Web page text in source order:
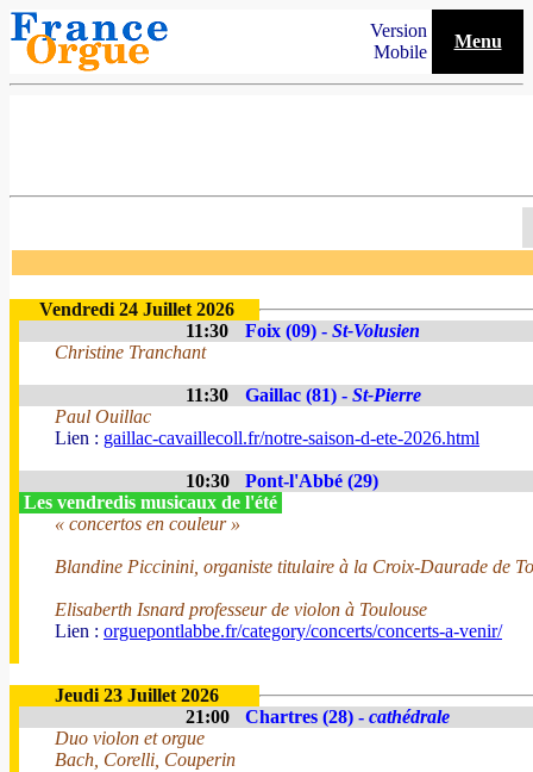
Version
Mobile
Menu
Vendredi 24 Juillet 2026
11:30
Foix (09) - St-Volusien
Christine Tranchant
11:30 Gaillac (81) - St-Pierre
Paul Ouillac
Lien : gaillac-cavaillecoll.fr/notre-saison-d-ete-2026.html
10:30
Pont-l'Abbé (29)
Les vendredis musicaux de l'été
« concertos en couleur »
Blandine Piccinini, organiste titulaire à la Croix-Daurade de
Elisaberth Isnard professeur de violon à Toulouse
Lien : orguepontlabbe.fr/category/concerts/concerts-a-venir/
Jeudi 23 Juillet 2026
21:00
Chartres (28) - cathédrale
Duo violon et orgue
Bach, Corelli, Couperin